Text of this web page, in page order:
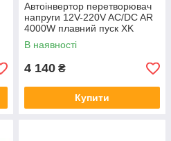
Автоінвертор перетворювач
напруги 12V-220V AC/DC AR
4000W плавний пуск XK
В наявності
4 140 ₴
Купити